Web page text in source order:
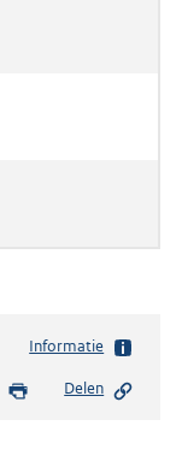
Informatie
Delen